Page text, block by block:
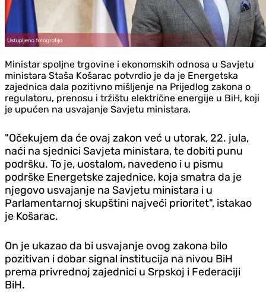
Ministar spoljne trgovine i ekonomskih odnosa u Savjetu
ministara Staša Košarac potvrdio je da je Energetska
zajednica dala pozitivno mišljenje na Prijedlog zakona o
regulatoru, prenosu i tržištu električne energije u BiH, koji
je upućen na usvajanje Savjetu ministara.
"Očekujem da će ovaj zakon već u utorak, 22. jula,
naći na sjednici Savjeta ministara, te dobiti punu
podršku. To je, uostalom, navedeno i u pismu
podrške Energetske zajednice, koja smatra da je
njegovo usvajanje na Savjetu ministara i u
Parlamentarnoj skupštini najveći prioritet", istakao
je Košarac.
On je ukazao da bi usvajanje ovog zakona bilo
pozitivan i dobar signal institucija na nivou BiH
prema privrednoj zajednici u Srpskoj i Federaciji
BiH.